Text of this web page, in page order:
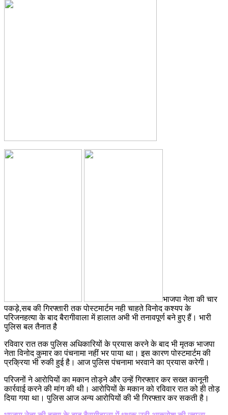
भाजपा नेता की चार
पकड़े,सब की गिरफ्तारी तक पोस्टमार्टम नही चाहते विनोद कश्यप के
परिजनहत्या के बाद बैरागीवाला में हालात अभी भी तनावपूर्ण बने हुए हैं। भारी
पुलिस बल तैनात है
रविवार रात तक पुलिस अधिकारियों के प्रयास करने के बाद भी मृतक भाजपा
नेता विनोद कुमार का पंचनामा नहीं भर पाया था। इस कारण पोस्टमार्टम की
प्रक्रिया भी रुकी हुई है। आज पुलिस पंचनामा भरवाने का प्रयास करेगी।
परिजनों ने आरोपियों का मकान तोड़ने और उन्हें गिरफ्तार कर सख्त कानूनी
कार्रवाई करने की मांग की थी। आरोपियों के मकान को रविवार रात को ही तोड़
दिया गया था। पुलिस आज अन्य आरोपियों की भी गिरफ्तार कर सकती है।